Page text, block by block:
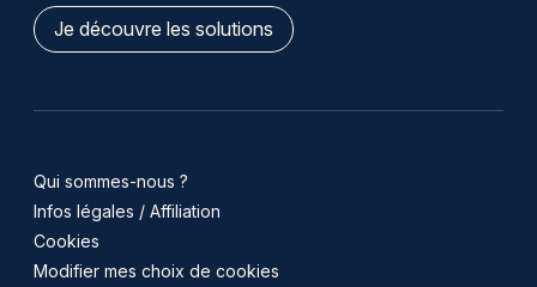
Je découvre les solutions
Qui sommes-nous ?
Infos légales / Affiliation
Cookies
Modifier mes choix de cookies